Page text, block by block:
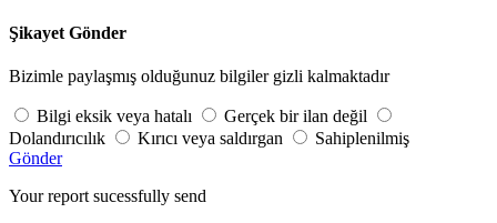
Şikayet Gönder
Bizimle paylaşmış olduğunuz bilgiler gizli kalmaktadır
Bilgi eksik veya hatalı
Gerçek bir ilan değil
Dolandırıcılık
Kırıcı veya saldırgan
Sahiplenilmiş
Gönder
Your report sucessfully send